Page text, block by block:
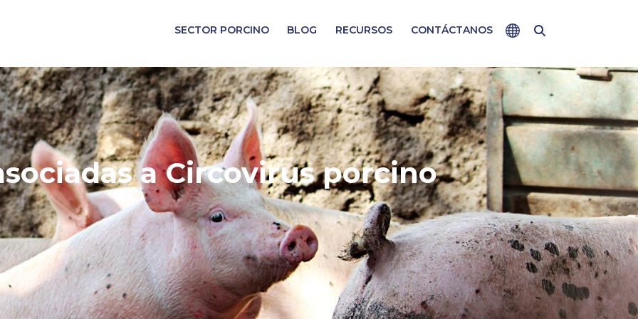
a otro sitio del grupo. Las restricciones reglamentarias y las prácticas médicas varían de un
en el sitio en el que ingresa puede no ser adecuada para su uso en su país.
SECTOR PORCINO BLOG RECURSOS CONTÁCTANOS
a Circovirus porcino